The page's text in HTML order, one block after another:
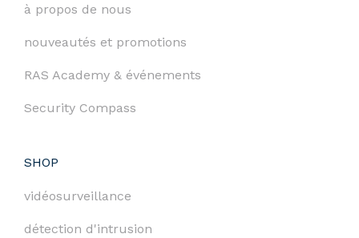
à propos de nous
nouveautés et promotions
RAS Academy & événements
Security Compass
SHOP
vidéosurveillance
détection d'intrusion